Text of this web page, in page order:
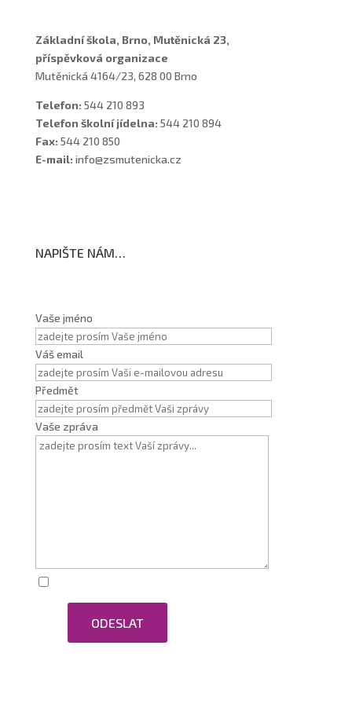
Základní škola, Brno, Mutěnická 23,
příspěvková organizace
Mutěnická 4164/23, 628 00 Brno
Telefon: 544 210 893
Telefon školní jídelna: 544 210 894
Fax: 544 210 850
E-mail: info@zsmutenicka.cz
NAPIŠTE NÁM…
Vaše jméno
Váš email
Předmět
Vaše zpráva
ODESLAT